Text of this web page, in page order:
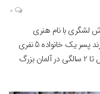
0
لشگری با نام هنری
هیچکس متولد 17 اردیبهشت 1364 می باشد . او فرزند پسر یک خانواده 5 نفری
است . پدر سروش اصالتا اهل همدان است ، هیچکس تا 2 سالگی در آلمان بزرگ